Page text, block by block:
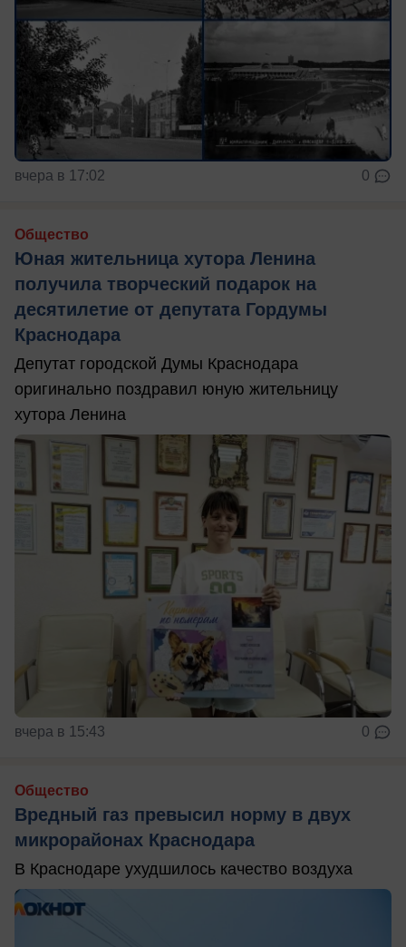
вчера в 17:02 0
Общество
Юная жительница хутора Ленина
получила творческий подарок на
десятилетие от депутата Гордумы
Краснодара
Депутат городской Думы Краснодара
оригинально поздравил юную жительницу
хутора Ленина
вчера в 15:43 0
Общество
Вредный газ превысил норму в двух
микрорайонах Краснодара
В Краснодаре ухудшилось качество воздуха